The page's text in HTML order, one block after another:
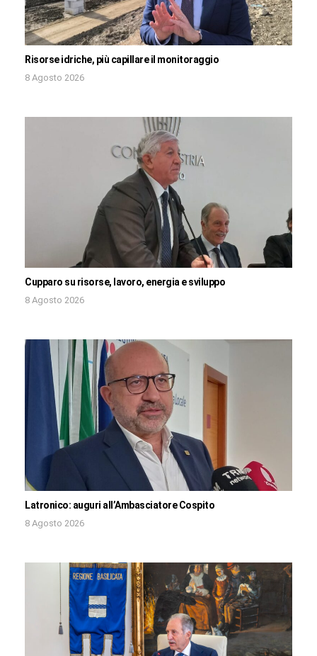
Risorse idriche, più capillare il monitoraggio
8 Agosto 2026
Cupparo su risorse, lavoro, energia e sviluppo
8 Agosto 2026
Latronico: auguri all’Ambasciatore Cospito
8 Agosto 2026